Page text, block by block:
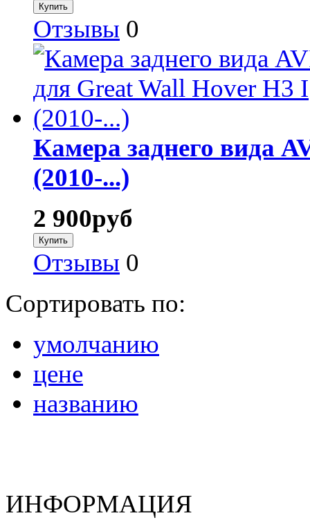
Отзывы 0
Камера заднего вида
(2010-...)
2 900руб
Отзывы 0
Сортировать по:
умолчанию
цене
названию
ИНФОРМАЦИЯ